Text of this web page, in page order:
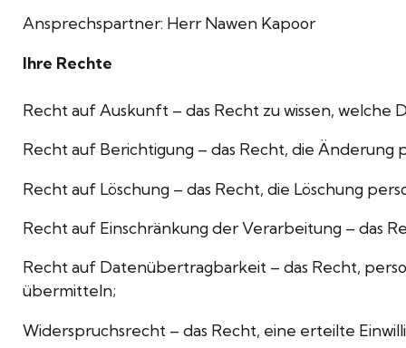
Ansprechspartner: Herr Nawen Kapoor
Ihre Rechte
Recht auf Auskunft – das Recht zu wissen,
Recht auf Berichtigung – das Recht, die
Recht auf Löschung – das Recht, die Löschung
Recht auf Einschränkung der Verarbeitung – das
Recht auf Datenübertragbarkeit – das Recht,
übermitteln;
Widerspruchsrecht – das Recht, eine erteilte